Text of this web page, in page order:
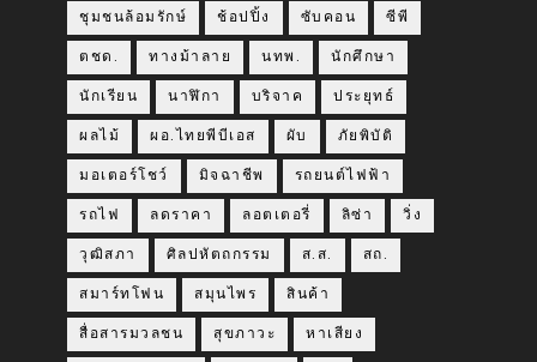
ชุมชนล้อมรักษ์ ช้อปปิ้ง ซับคอน ซีพี
ตชด. ทางม้าลาย นทพ. นักศึกษา
นักเรียน นาฬิกา บริจาค ประยุทธ์
ผลไม้ ผอ.ไทยพีบีเอส ผับ ภัยพิบัติ
มอเตอร์โชว์ มิจฉาชีพ รถยนต์ไฟฟ้า
รถไฟ ลดราคา ลอตเตอรี่ ลิซ่า วิ่ง
วุฒิสภา ศิลปหัตถกรรม ส.ส. สถ.
สมาร์ทโฟน สมุนไพร สินค้า
สื่อสารมวลชน สุขภาวะ หาเสียง